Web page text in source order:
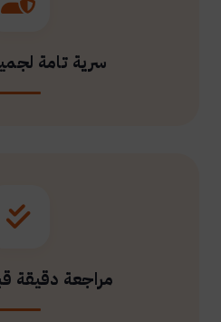
سرية تامة
مراجعة دقيقة